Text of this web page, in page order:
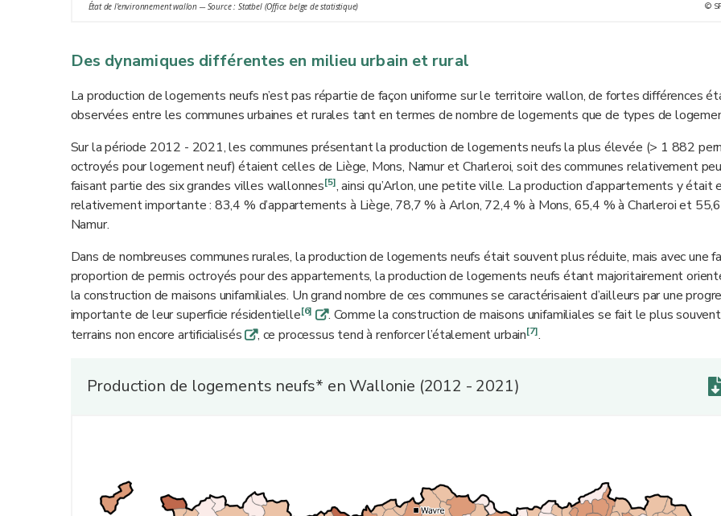
hors transformation/rénovation (mais éventuellement après démolition et reconstruction). À noter que tous les projets
État de l'environnement wallon ─ Source : Statbel (Office belge de statistique) ©
Des dynamiques différentes en milieu urbain et rural
La production de logements neufs n’est pas répartie de façon uniforme sur le territoire wallon, de fortes différences
observées entre les communes urbaines et rurales tant en termes de nombre de logements que de types de
Sur la période 2012 - 2021, les communes présentant la production de logements neufs la plus élevée (> 1 882
octroyés pour logement neuf) étaient celles de Liège, Mons, Namur et Charleroi, soit des communes relativement
faisant partie des six grandes villes wallonnes[5], ainsi qu’Arlon, une petite ville. La production d’appartements y était
relativement importante : 83,4 % d’appartements à Liège, 78,7 % à Arlon, 72,4 % à Mons, 65,4 % à Charleroi et
Namur.
Dans de nombreuses communes rurales, la production de logements neufs était souvent plus réduite, mais avec une
proportion de permis octroyés pour des appartements, la production de logements neufs étant majoritairement
la construction de maisons unifamiliales. Un grand nombre de ces communes se caractérisaient d’ailleurs par une
importante de leur superficie résidentielle[6] q. Comme la construction de maisons unifamiliales se fait le plus
terrains non encore artificialisésq, ce processus tend à renforcer l’étalement urbain[7].
Production de logements neufs* en Wallonie (2012 - 2021)